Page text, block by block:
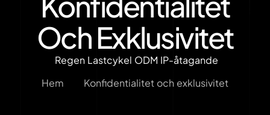
Och Exklusivitet
Regen Lastcykel ODM IP-åtagande
Hem
Konfidentialitet och exklusivitet